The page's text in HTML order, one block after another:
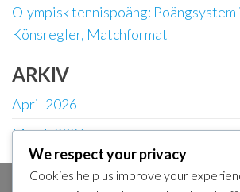
Olympisk tennispoäng: Poängsystem
Könsregler, Matchformat
ARKIV
April 2026
March 2026
We respect your privacy
Cookies help us improve your